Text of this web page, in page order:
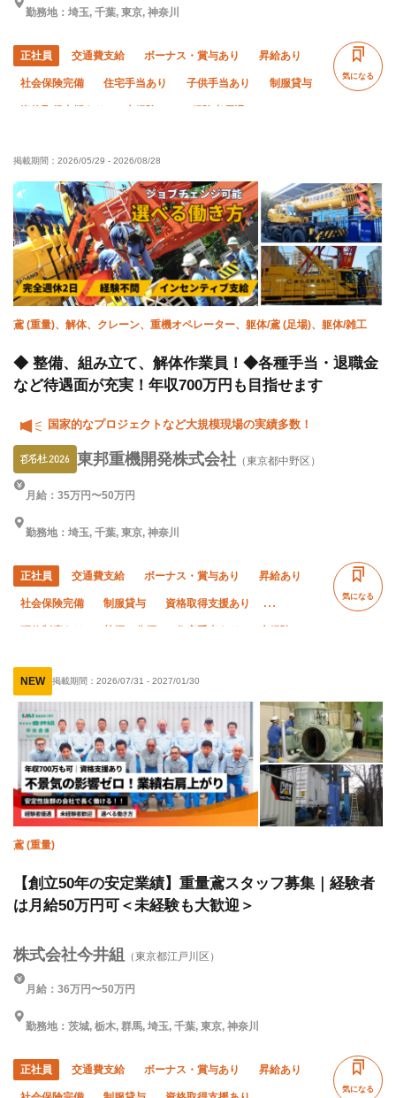
勤務地：埼玉, 千葉, 東京, 神奈川
正社員 交通費支給 ボーナス・賞与あり 昇給あり
社会保険完備 住宅手当あり 子供手当あり 制服貸与
完全週休二日制 土日休み
転勤なし
気になる
掲載期間： 2026/05/29 - 2026/08/28
鳶 (重量)、解体、クレーン、重機オペレーター、躯体/鳶 (足場)、躯体/雑工
◆ 整備、組み立て、解体作業員！◆各種手当・退職金
など待遇面が充実！年収700万円も目指せます
国家的なプロジェクトなど大規模現場の実績多数！
東邦重機開発株式会社 （東京都中野区）
月給：35万円〜50万円
勤務地：埼玉, 千葉, 東京, 神奈川
正社員 交通費支給 ボーナス・賞与あり 昇給あり
社会保険完備 制服貸与 資格取得支援あり
60代以上活躍中 夏季休暇 年末年始休暇
気になる
NEW 掲載期間： 2026/07/31 - 2027/01/30
鳶 (重量)
【創立50年の安定業績】重量鳶スタッフ募集｜経験者
は月給50万円可＜未経験も大歓迎＞
株式会社今井組 （東京都江戸川区）
月給：36万円〜50万円
勤務地：茨城, 栃木, 群馬, 埼玉, 千葉, 東京, 神奈川
正社員 交通費支給 ボーナス・賞与あり 昇給あり
気になる